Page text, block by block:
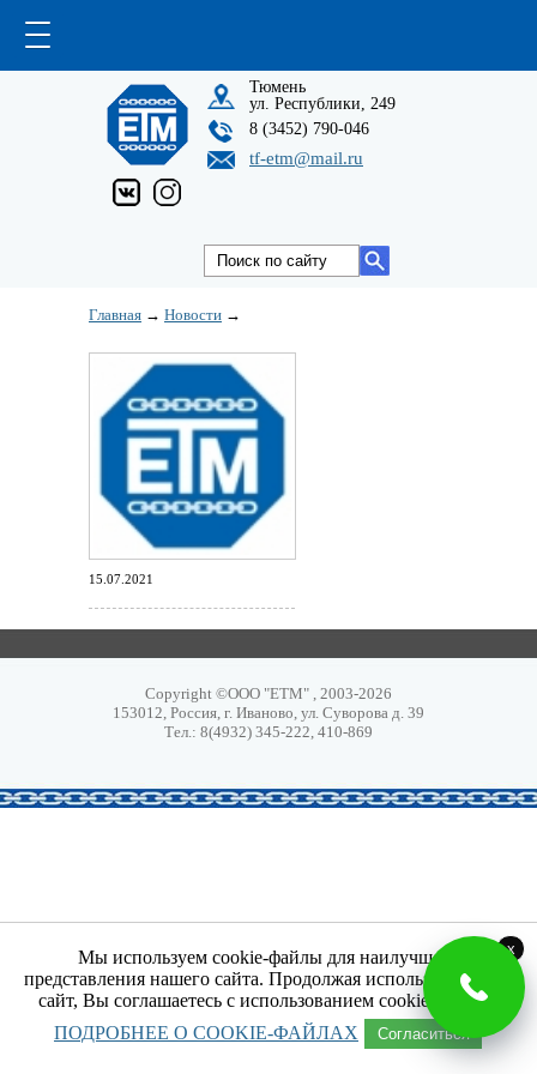
Тюмень
ул. Республики, 249
8 (3452) 790-046
tf-etm@mail.ru
Главная → Новости →
15.07.2021
Copyright ©ООО "ЕТМ" , 2003-2026
153012, Россия, г. Иваново, ул. Суворова д. 39
Тел.: 8(4932) 345-222, 410-869
Мы используем cookie-файлы для наилучшего
представления нашего сайта. Продолжая использовать наш
сайт, Вы соглашаетесь с использованием cookie-файлов.
ПОДРОБНЕЕ О COOKIE-ФАЙЛАХ
Согласиться
x